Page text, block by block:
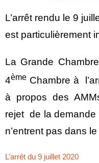
L’arrêt rendu le 9
est particulièrement
La Grande
4ème Chambre à
à propos des
rejet de la demande
n’entrent pas dans
L’arrêt du 9 juillet 2020